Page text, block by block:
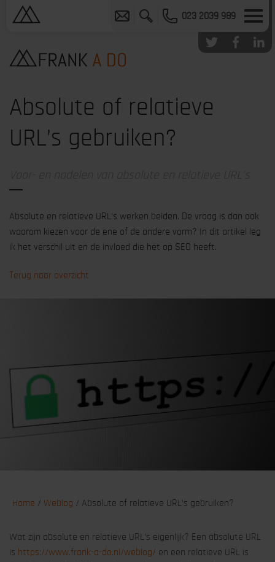
023 2039 989
Absolute of relatieve
URL’s gebruiken?
Absolute en relatieve URL’s werken beiden. De vraag is dan ook
waarom kiezen voor de ene of de andere vorm? In dit artikel leg
ik het verschil uit en de invloed die het op SEO heeft.
Terug naar overzicht
Home / Weblog / Absolute of relatieve URL’s gebruiken?
Wat zijn absolute en relatieve URL’s eigenlijk? Een absolute URL
is https://www.frank-a-do.nl/weblog/ en een relatieve URL is